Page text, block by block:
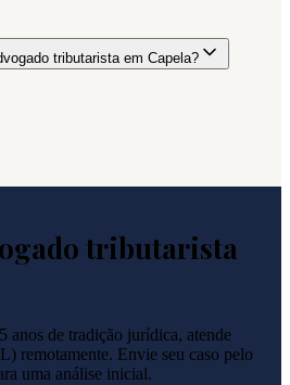
tributarista em Capela?
tributarista
anos de tradição jurídica, atende
) remotamente. Envie seu caso pelo
uma análise inicial.